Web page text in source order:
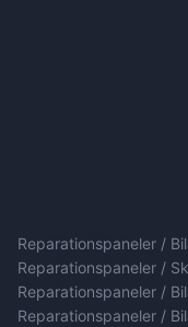
Reparationspaneler /
Reparationspaneler /
Reparationspaneler /
Reparationspaneler /